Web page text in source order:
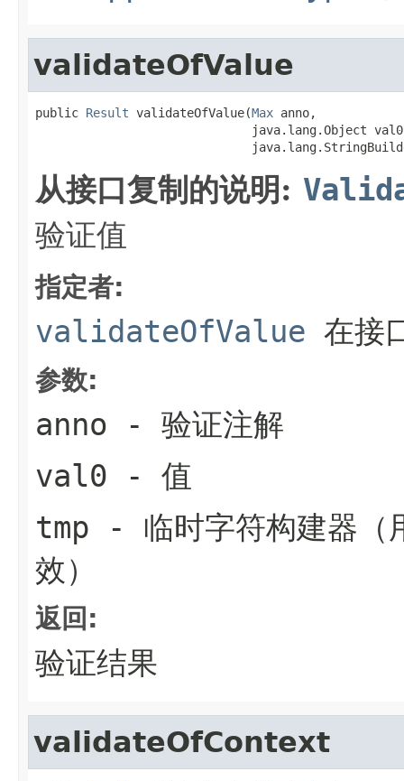
validateOfValue
public Result validateOfValue(Max anno,
java.lang.Object
从接口复制的说明:
验证值
指定者:
validateOfValue 在接
参数:
anno - 验证注解
val0 - 值
tmp - 临时字符构建器（
效）
返回:
验证结果
validateOfContext